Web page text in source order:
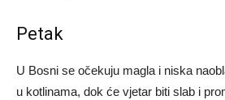
Petak
U Bosni se očekuju magla i niska
u kotlinama, dok će vjetar biti slab i